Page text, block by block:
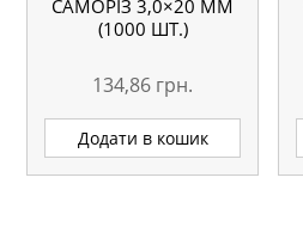
САМОРІЗ 3,0×20 ММ
(1000 ШТ.)
134,86 грн.
Додати в кошик